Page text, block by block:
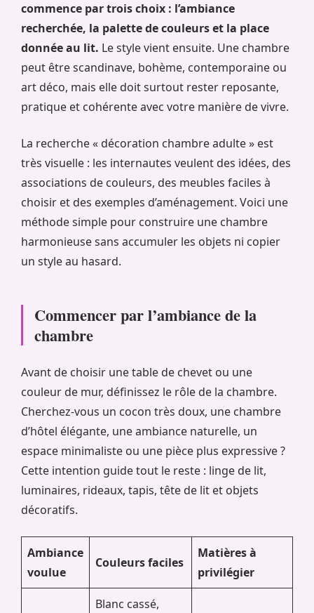
commence par trois choix : l’ambiance
recherchée, la palette de couleurs et la place
donnée au lit. Le style vient ensuite. Une chambre
peut être scandinave, bohème, contemporaine ou
art déco, mais elle doit surtout rester reposante,
pratique et cohérente avec votre manière de vivre.
La recherche « décoration chambre adulte » est
très visuelle : les internautes veulent des idées, des
associations de couleurs, des meubles faciles à
choisir et des exemples d’aménagement. Voici une
méthode simple pour construire une chambre
harmonieuse sans accumuler les objets ni copier
un style au hasard.
Commencer par l’ambiance de la
chambre
Avant de choisir une table de chevet ou une
couleur de mur, définissez le rôle de la chambre.
Cherchez-vous un cocon très doux, une chambre
d’hôtel élégante, une ambiance naturelle, un
espace minimaliste ou une pièce plus expressive ?
Cette intention guide tout le reste : linge de lit,
luminaires, rideaux, tapis, tête de lit et objets
décoratifs.
Ambiance
voulue
Couleurs faciles
Matières à
privilégier
Blanc cassé,